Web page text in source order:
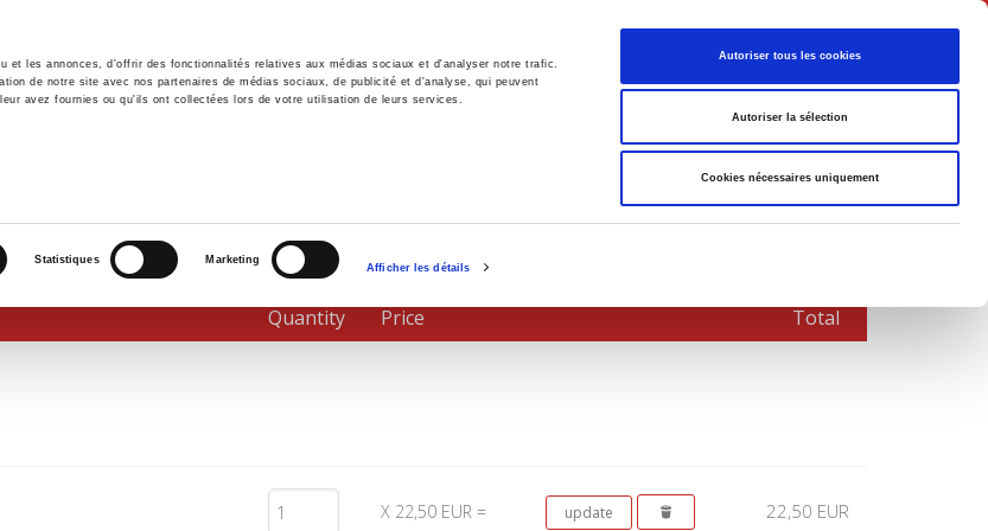
et les annonces, d'offrir des fonctionnalités relatives aux médias sociaux et d'analyser notre trafic.
de notre site avec nos partenaires de médias sociaux, de publicité et d'analyse, qui peuvent
avez fournies ou qu'ils ont collectées lors de votre utilisation de leurs services.
Statistiques Marketing
Afficher les détails
Autoriser tous les cookies
Autoriser la sélection
Cookies nécessaires uniquement
English
History International Politics
Quantity Price Total
X 22,50 EUR = 22,50 EUR